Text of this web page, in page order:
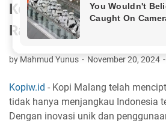
Kelezatan Kopi Malang
Rasa yang Mendunia
by Mahmud Yunus November 20, 2024
Kopiw.id - Kopi Malang telah
tidak hanya menjangkau Indonesia
Dengan inovasi unik dan